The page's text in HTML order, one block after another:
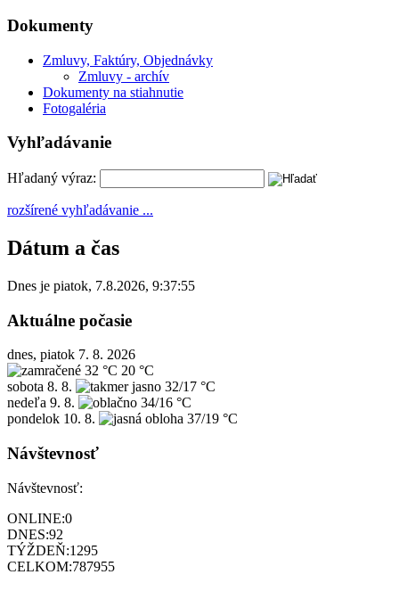
Dokumenty
Zmluvy, Faktúry, Objednávky
Zmluvy - archív
Dokumenty na stiahnutie
Fotogaléria
Vyhľadávanie
Hľadaný výraz:
rozšírené vyhľadávanie ...
Dátum a čas
Dnes je piatok, 7.8.2026, 9:37:55
Aktuálne počasie
dnes, piatok 7. 8. 2026
32 °C 20 °C
sobota 8. 8.
32/17 °C
nedeľa 9. 8.
34/16 °C
pondelok 10. 8. 37/19 °C
Návštevnosť
Návštevnosť:
ONLINE:0
DNES:92
TÝŽDEŇ:1295
CELKOM:787955